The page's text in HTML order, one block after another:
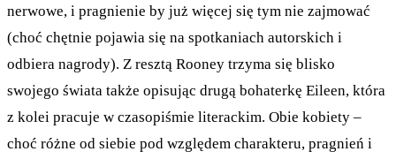
nerwowe, i pragnienie by już więcej się tym nie zajmować
(choć chętnie pojawia się na spotkaniach autorskich i
odbiera nagrody). Z resztą Rooney trzyma się blisko
swojego świata także opisując drugą bohaterkę Eileen, która
z kolei pracuje w czasopiśmie literackim. Obie kobiety –
choć różne od siebie pod względem charakteru, pragnień i